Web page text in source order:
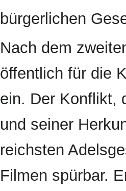
bürgerlichen
Nach dem
öffentlich für die
ein. Der Konflikt,
und seiner
reichsten
Filmen spürbar.